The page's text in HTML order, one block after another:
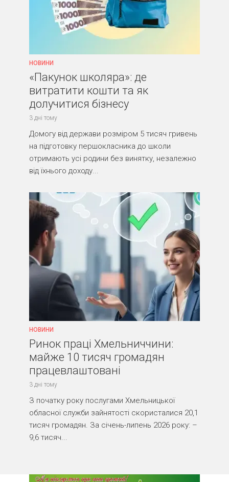
НОВИНИ
«Пакунок школяра»: де
витратити кошти та як
долучитися бізнесу
3 дні тому
Домогу від держави розміром 5 тисяч гривень
на підготовку першокласника до школи
отримають усі родини без винятку, незалежно
від їхнього доходу...
НОВИНИ
Ринок праці Хмельниччини:
майже 10 тисяч громадян
працевлаштовані
3 дні тому
З початку року послугами Хмельницької
обласної служби зайнятості скористалися 20,1
тисяч громадян. За січень-липень 2026 року: –
9,6 тисяч...